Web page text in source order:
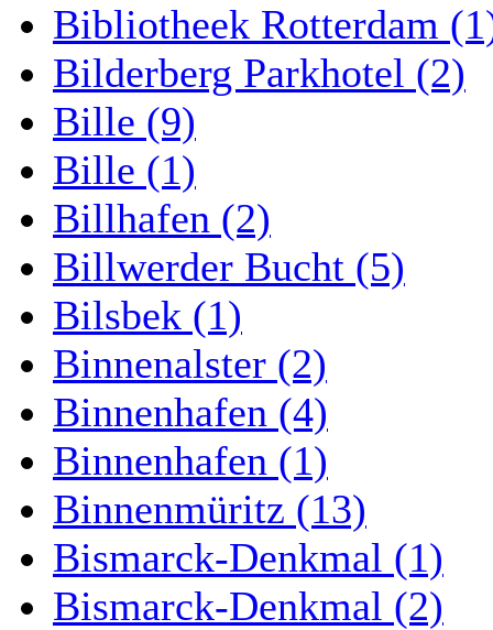
Bibliotheek Rotterdam
Bilderberg Parkhotel (2)
Bille (9)
Bille (1)
Billhafen (2)
Billwerder Bucht (5)
Bilsbek (1)
Binnenalster (2)
Binnenhafen (4)
Binnenhafen (1)
Binnenmüritz (13)
Bismarck-Denkmal (1)
Bismarck-Denkmal (2)